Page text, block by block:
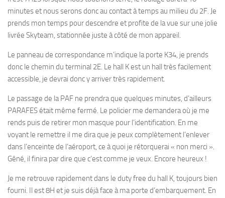
minutes et nous serons donc au contact à temps au milieu du 2F. Je
prends mon temps pour descendre et profite de la vue sur une jolie
livrée Skyteam, stationnée juste à côté de mon appareil.
Le panneau de correspondance m’indique la porte K34, je prends
donc le chemin du terminal 2E. Le hall K est un hall très facilement
accessible, je devrai donc y arriver très rapidement.
Le passage de la PAF ne prendra que quelques minutes, d’ailleurs
PARAFES était même fermé. Le policier me demandera où je me
rends puis de retirer mon masque pour l’identification. En me
voyant le remettre il me dira que je peux complètement l’enlever
dans l’enceinte de l’aéroport, ce à quoi je rétorquerai « non merci ».
Gêné, il finira par dire que c’est comme je veux. Encore heureux !
Je me retrouve rapidement dans le duty free du hall K, toujours bien
fourni. Il est 8H et je suis déjà face à ma porte d’embarquement. En